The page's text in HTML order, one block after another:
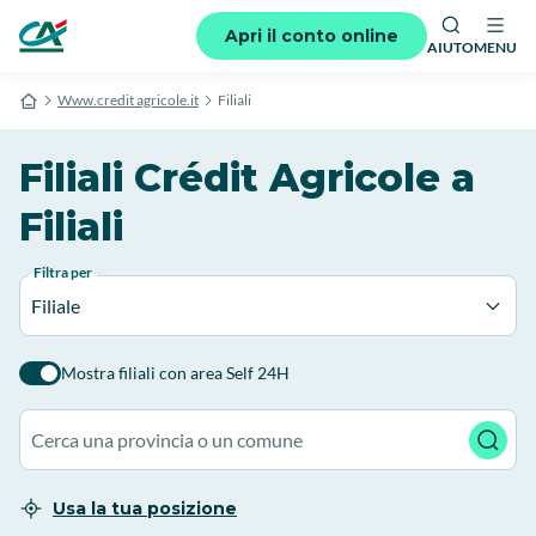
Apri il conto online
AIUTOMENU
Www.credit agricole.it Filiali
Filiali Crédit Agricole a
Filiali
Filtra per
Filiale
Mostra filiali con area Self 24H
Usa la tua posizione